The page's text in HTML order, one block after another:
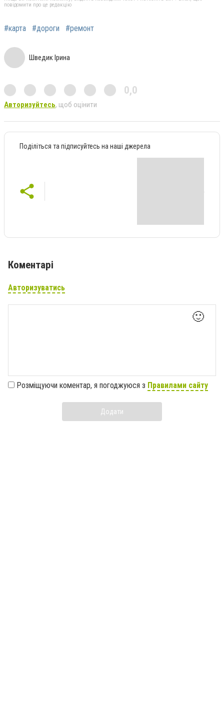
повідомити про це редакцію
#карта #дороги #ремонт
Шведик Ірина
0,0
Авторизуйтесь, щоб оцінити
Поділіться та підписуйтесь на наші джерела
Коментарі
Авторизуватись
🙂
Розміщуючи коментар, я погоджуюся з Правилами сайту
Додати